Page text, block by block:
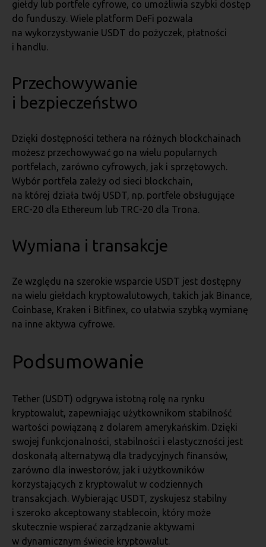
giełdy lub portfele cyfrowe, co umożliwia szybki dostęp
do funduszy. Wiele platform DeFi pozwala
na wykorzystywanie USDT do pożyczek, płatności
i handlu.
Przechowywanie
i bezpieczeństwo
Dzięki dostępności tethera na różnych blockchainach
możesz przechowywać go na wielu popularnych
portfelach, zarówno cyfrowych, jak i sprzętowych.
Wybór portfela zależy od sieci blockchain,
na której działa twój USDT, np. portfele obsługujące
ERC-20 dla Ethereum lub TRC-20 dla Trona.
Wymiana i transakcje
Ze względu na szerokie wsparcie USDT jest dostępny
na wielu giełdach kryptowalutowych, takich jak Binance,
Coinbase, Kraken i Bitfinex, co ułatwia szybką wymianę
na inne aktywa cyfrowe.
Podsumowanie
Tether (USDT) odgrywa istotną rolę na rynku
kryptowalut, zapewniając użytkownikom stabilność
wartości powiązaną z dolarem amerykańskim. Dzięki
swojej funkcjonalności, stabilności i elastyczności jest
doskonałą alternatywą dla tradycyjnych finansów,
zarówno dla inwestorów, jak i użytkowników
korzystających z kryptowalut w codziennych
transakcjach. Wybierając USDT, zyskujesz stabilny
i szeroko akceptowany stablecoin, który może
skutecznie wspierać zarządzanie aktywami
w dynamicznym świecie kryptowalut.